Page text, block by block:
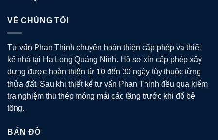
VỀ CHÚNG TÔI
Tư vấn Phan Thịnh chuyên hoàn thiện cấp phép và thiết
kế nhà tại Hạ Long Quảng Ninh. Hồ sơ xin cấp phép xây
dựng được hoàn thiện từ 10 đến 30 ngày tùy thuộc từng
thửa đất. Sau khi thiết kế tư vấn Phan Thịnh đều qua kiểm
tra nghiệm thu thép móng mái các tầng trước khi đổ bê
tông.
BẢN ĐỒ